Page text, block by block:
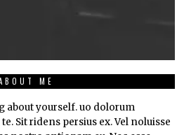
ME
about yourself. uo dolorum
Sit ridens persius ex. Vel noluisse